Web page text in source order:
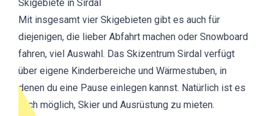
Skigebiete in Sirdal
Mit insgesamt vier Skigebieten gibt es auch für
diejenigen, die lieber Abfahrt machen oder Snowboard
fahren, viel Auswahl. Das Skizentrum Sirdal verfügt
über eigene Kinderbereiche und Wärmestuben, in
denen du eine Pause einlegen kannst. Natürlich ist es
auch möglich, Skier und Ausrüstung zu mieten.